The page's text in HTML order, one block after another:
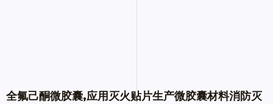
全氟己酮微胶囊,应用灭火贴片生产微胶囊材料消防灭